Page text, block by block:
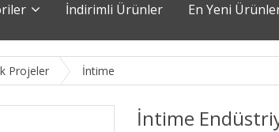
İndirimli Ürünler En Yeni
Projeler İntime
İntime